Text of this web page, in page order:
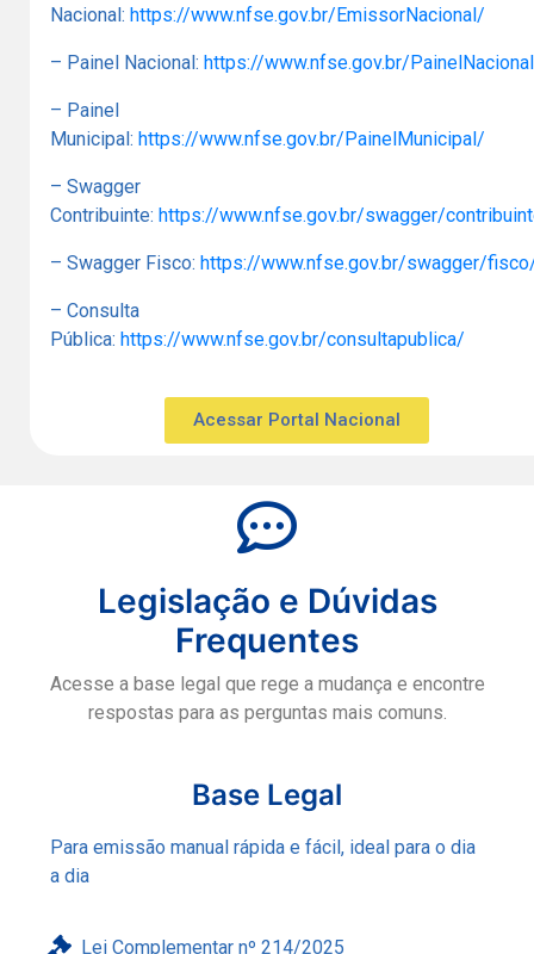
Nacional: https://www.nfse.gov.br/EmissorNacional/
– Painel Nacional: https://www.nfse.gov.br/
– Painel
Municipal: https://www.nfse.gov.br/PainelMunicipal/
– Swagger
Contribuinte: https://www.nfse.gov.br/swagger/
– Swagger Fisco: https://www.nfse.gov.br/swagger/
– Consulta
Pública: https://www.nfse.gov.br/consultapublica/
Acessar Portal Nacional
Legislação e Dúvidas
Frequentes
Acesse a base legal que rege a mudança e encontre
respostas para as perguntas mais comuns.
Base Legal
Para emissão manual rápida e fácil, ideal para o dia
a dia
Lei Complementar nº 214/2025